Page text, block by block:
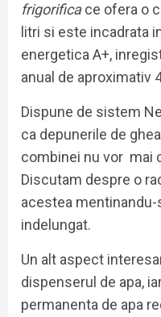
frigorificace ofera o
litri si este incadrata
energetica A+,
anual de aproximativ
Dispune de sistem
ca depunerile de
combinei nu vor mai
Discutam despre o
acestea
indelungat.
Un alt aspect
dispenserul de apa,
permanenta de apa